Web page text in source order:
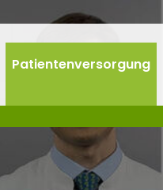
Patientenversorgung